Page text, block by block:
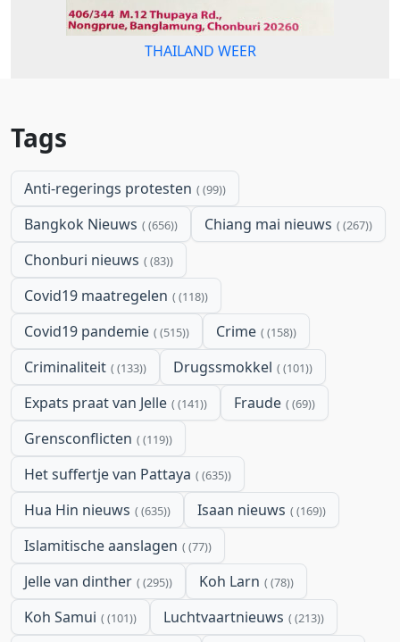
THAILAND WEER
Tags
Anti-regerings protesten (99)
Bangkok Nieuws (656) Chiang mai nieuws (267)
Chonburi nieuws (83)
Covid19 maatregelen (118)
Covid19 pandemie (515) Crime (158)
Criminaliteit (133) Drugssmokkel (101)
Expats praat van Jelle (141) Fraude (69)
Grensconflicten (119)
Het suffertje van Pattaya (635)
Hua Hin nieuws (635) Isaan nieuws (169)
Islamitische aanslagen (77)
Jelle van dinther (295) Koh Larn (78)
Koh Samui (101) Luchtvaartnieuws (213)